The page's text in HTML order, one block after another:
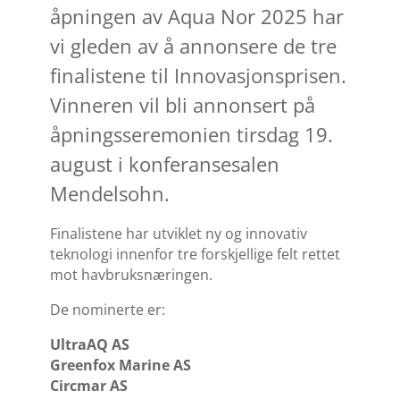
åpningen av Aqua Nor 2025 har
vi gleden av å annonsere de tre
finalistene til Innovasjonsprisen.
Vinneren vil bli annonsert på
åpningsseremonien tirsdag 19.
august i konferansesalen
Mendelsohn.
Finalistene har utviklet ny og innovativ
teknologi innenfor tre forskjellige felt rettet
mot havbruksnæringen.
De nominerte er:
UltraAQ AS
Greenfox Marine AS
Circmar AS